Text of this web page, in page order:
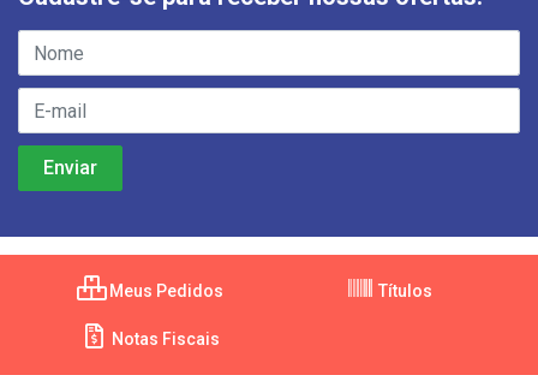
Meus Pedidos Títulos
Notas Fiscais